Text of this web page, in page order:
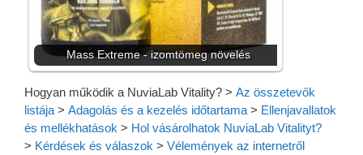
Mass Extreme - izomtömeg növelés
Hogyan működik a NuviaLab Vitality? > Az összetevők
listája > Adagolás és a kezelés időtartama > Ellenjavallatok
és mellékhatások > Hol vásárolhatok NuviaLab Vitalityt?
> Kérdések és válaszok > Vélemények az internetről